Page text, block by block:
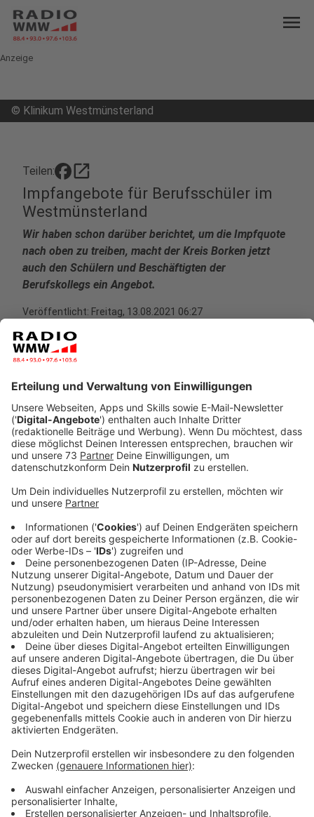
menu
Anzeige
© Klinikum Westmünsterland
Teilen: open_in_new
Impfangebote für Berufsschüler im
Westmünsterland
Wir haben schon darüber berichtet, um die Impfquote
nach oben zu treiben, macht der Kreis Borken jetzt
auch den Schülern und Beschäftigten der
Berufskollegs ein Angebot.
Veröffentlicht: Freitag, 13.08.2021 06:27
Anzeige
Termine und alle Infos im Überblick:
Anzeige
Montag in einer Woche beginnt die Reihe von
Impftagen in Ahaus, Bocholt und Borken. Den Auftakt
machen das Berufskolleg für Technik und das
Berufskolleg Lise Meitner in Ahaus. Verimpft werden
BionTech und Johnson & Johnson. Die Impfangebote
richten sich sowohl an Schülerinnen und Schüler ab 16
Jahren als auch an Beschäftigte der Berufskollegs.
Welches Berufskolleg konkret besucht wird, ist dabei
nicht entscheidend.
Anzeige
Das sind die Impftermine
Anzeige
Montag, 23.08.2021 bis Donnerstag, 26.08.2021, im
Berufskolleg für Technik / Berufskolleg Lise Meitner,
Lönsweg 24, 48683 Ahaus für alle 4 Berufskollegs in
Ahaus